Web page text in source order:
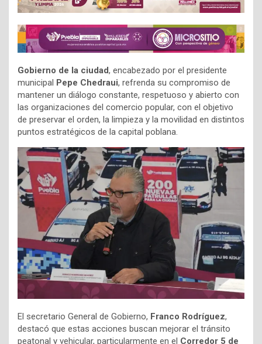
Gobierno de la ciudad, encabezado por el presidente
municipal Pepe Chedraui, refrenda su compromiso de
mantener un diálogo constante, respetuoso y abierto con
las organizaciones del comercio popular, con el objetivo
de preservar el orden, la limpieza y la movilidad en distintos
puntos estratégicos de la capital poblana.
El secretario General de Gobierno, Franco Rodríguez,
destacó que estas acciones buscan mejorar el tránsito
peatonal y vehicular, particularmente en el Corredor 5 de